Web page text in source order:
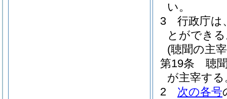
い。
3
行政庁は
とができ
(聴聞の主
第19条
聴
が主宰する
2
次の各号